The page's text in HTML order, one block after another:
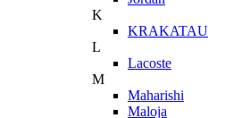
K
KRAKATAU
L
Lacoste
M
Maharishi
Maloja